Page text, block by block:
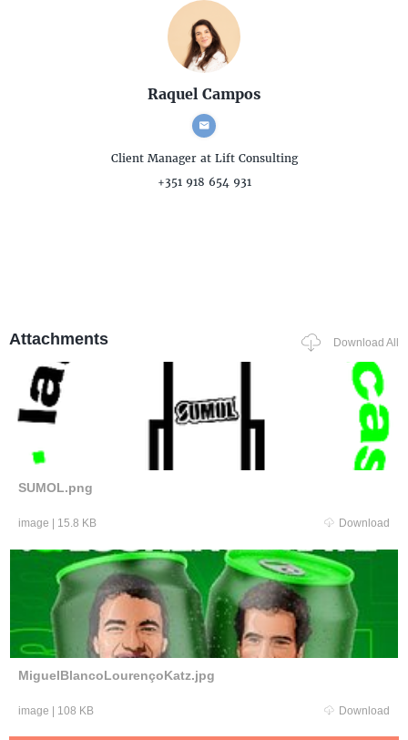
Raquel Campos
Client Managerat Lift Consulting
+351 918 654 931
Attachments Download All
SUMOL.png
image | 15.8 KB Download
MiguelBlancoLourençoKatz.jpg
image | 108 KB Download